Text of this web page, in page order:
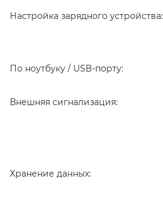
Настройка зарядного устройства:
По ноутбуку / USB-порту:
Внешняя сигнализация:
Хранение данных: